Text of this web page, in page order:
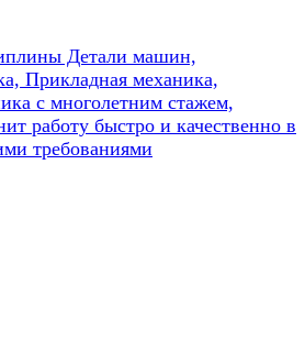
Детали машин,
Прикладная механика,
с многолетним стажем,
работу быстро и качественно в
требованиями